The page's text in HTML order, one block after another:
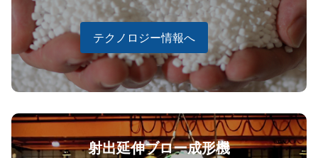
テクノロジー情報へ
射出延伸ブロー成形機